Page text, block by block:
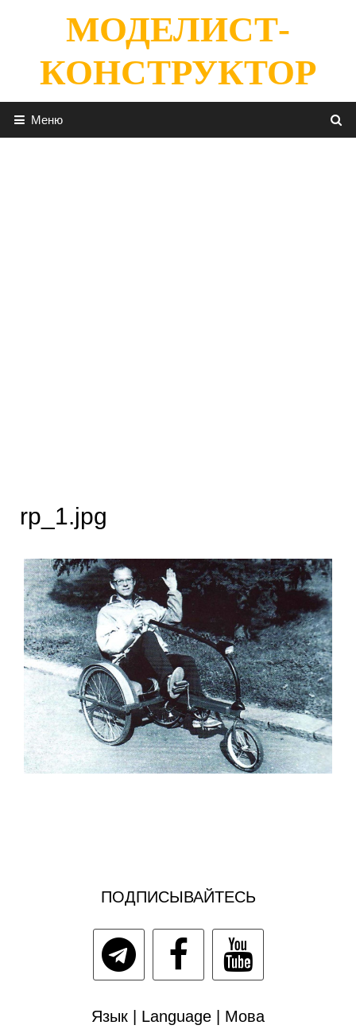
содержимомуМОДЕЛИСТ-
КОНСТРУКТОР
Меню
rp_1.jpg
ПОДПИСЫВАЙТЕСЬ
Язык | Language | Мова